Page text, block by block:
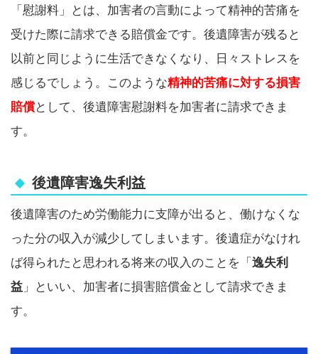
「慰謝料」とは、加害者の言動によって精神的苦痛を
受けた際に請求できる賠償金です。後遺障害が残ると
以前と同じように生活できなくなり、日々ストレスを
感じるでしょう。このような精神的苦痛に対する損害
賠償として、後遺障害慰謝料を加害者に請求できま
す。
後遺障害逸失利益
後遺障害のため労働能力に支障が出ると、働けなくな
った分の収入が減少してしまいます。後遺症がなけれ
ば得られたと思われる将来の収入のことを「 逸失利
益 」といい、加害者に損害賠償金として請求できま
す。